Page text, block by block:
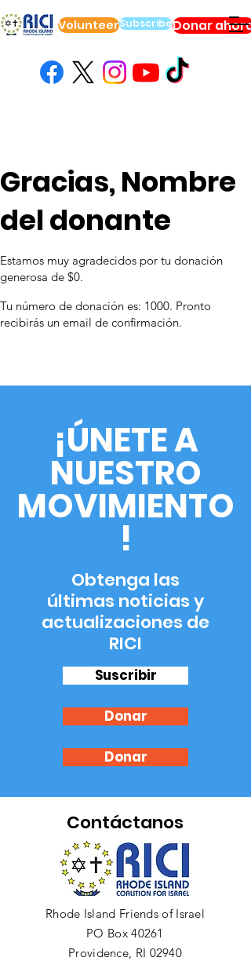
VolunteerSubscribeDonar ahora
Gracias, Nombre
del donante
Estamos muy agradecidos por tu donación
generosa de $0.
Tu número de donación es: 1000. Pronto
recibirás un email de confirmación.
¡ÚNETE A
NUESTRO
MOVIMIENTO
!
Obtenga las
últimas noticias y
actualizaciones de
RICI
Suscribir
Donar
Donar
Contáctanos
Rhode Island Friends of Israel
PO Box 40261
Providence, RI 02940